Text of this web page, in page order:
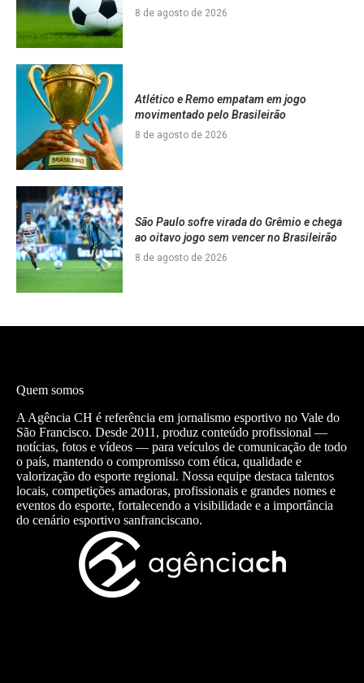
8 de agosto de 2026
Atlético e Remo empatam em jogo
movimentado pelo Brasileirão
8 de agosto de 2026
São Paulo sofre virada do Grêmio e chega
ao oitavo jogo sem vencer no Brasileirão
8 de agosto de 2026
Quem somos
A Agência CH é referência em jornalismo esportivo no Vale do
São Francisco. Desde 2011, produz conteúdo profissional —
notícias, fotos e vídeos — para veículos de comunicação de todo
o país, mantendo o compromisso com ética, qualidade e
valorização do esporte regional. Nossa equipe destaca talentos
locais, competições amadoras, profissionais e grandes nomes e
eventos do esporte, fortalecendo a visibilidade e a importância
do cenário esportivo sanfranciscano.